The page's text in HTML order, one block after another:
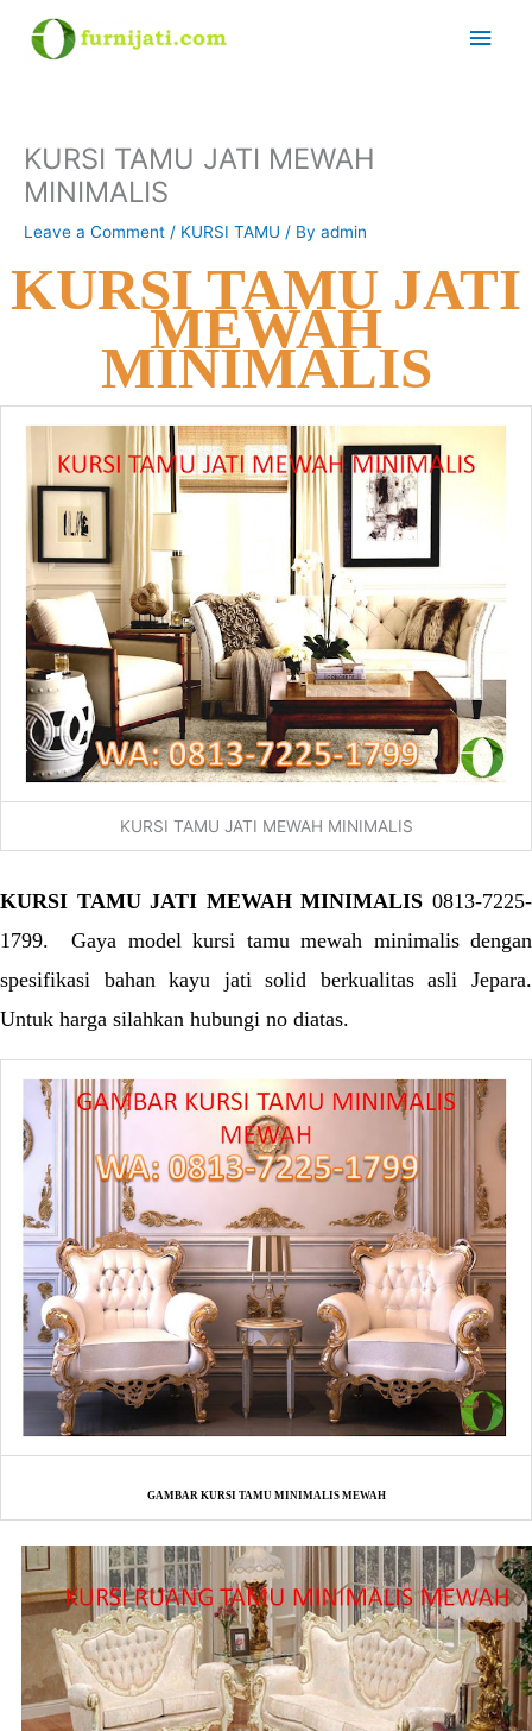
content
Main
KURSI TAMU JATI MEWAH
MINIMALIS
Leave a Comment / KURSI TAMU / By admin
KURSI TAMU JATI
MEWAH
MINIMALIS
KURSI TAMU JATI MEWAH MINIMALIS
KURSI TAMU JATI MEWAH MINIMALIS 0813-7225-
1799. Gaya model kursi tamu mewah minimalis dengan
spesifikasi bahan kayu jati solid berkualitas asli Jepara.
Untuk harga silahkan hubungi no diatas.
GAMBAR KURSI TAMU MINIMALIS MEWAH